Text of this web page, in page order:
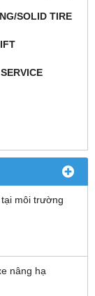
SOLID TIRE
môi trường
nâng hạ